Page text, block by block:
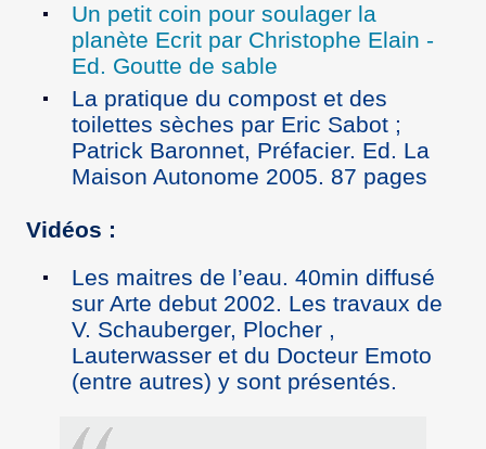
Un petit coin pour soulager la
planète Ecrit par Christophe Elain -
Ed. Goutte de sable
La pratique du compost et des
toilettes sèches par Eric Sabot ;
Patrick Baronnet, Préfacier. Ed. La
Maison Autonome 2005. 87 pages
Vidéos :
Les maitres de l’eau. 40min diffusé
sur Arte debut 2002. Les travaux de
V. Schauberger, Plocher ,
Lauterwasser et du Docteur Emoto
(entre autres) y sont présentés.